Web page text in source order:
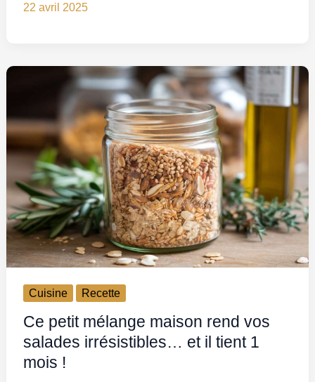
22 avril 2025
Cuisine Recette
Ce petit mélange maison rend vos
salades irrésistibles… et il tient 1
mois !